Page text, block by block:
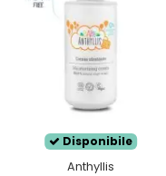
Disponibile
Anthyllis